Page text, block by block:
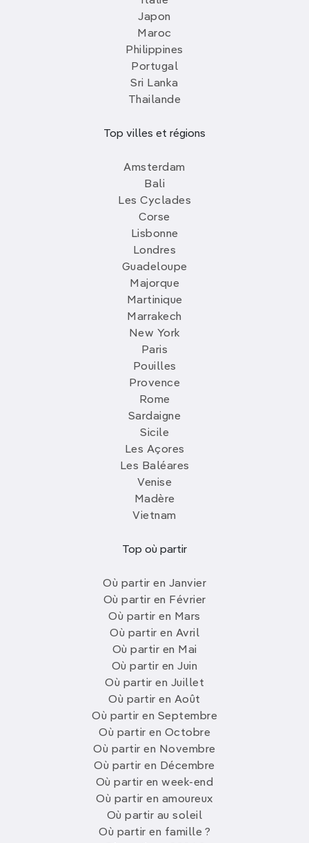
Japon
Maroc
Philippines
Portugal
Sri Lanka
Thailande
Top villes et régions
Amsterdam
Bali
Les Cyclades
Corse
Lisbonne
Londres
Guadeloupe
Majorque
Martinique
Marrakech
New York
Paris
Pouilles
Provence
Rome
Sardaigne
Sicile
Les Açores
Les Baléares
Venise
Madère
Vietnam
Top où partir
Où partir en Janvier
Où partir en Février
Où partir en Mars
Où partir en Avril
Où partir en Mai
Où partir en Juin
Où partir en Juillet
Où partir en Août
Où partir en Septembre
Où partir en Octobre
Où partir en Novembre
Où partir en Décembre
Où partir en week-end
Où partir en amoureux
Où partir au soleil
Où partir en famille ?